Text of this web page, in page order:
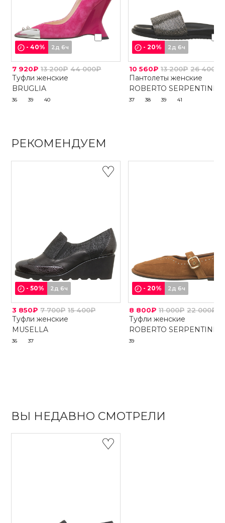
-40% 2д 6ч
7 920₽ 13 200₽ 44 000₽
Туфли женские
BRUGLIA
36 39 40
-20% 2д 6ч
10 560₽ 13 200₽ 26 400₽
Пантолеты женские
ROBERTO SERPENTINI
37 38 39 41
РЕКОМЕНДУЕМ
-50% 2д 6ч
3 850₽ 7 700₽ 15 400₽
Туфли женские
MUSELLA
36 37
-20% 2д 6ч
8 800₽ 11 000₽ 22 000₽
Туфли женские
ROBERTO SERPENTINI
39
ВЫ НЕДАВНО СМОТРЕЛИ